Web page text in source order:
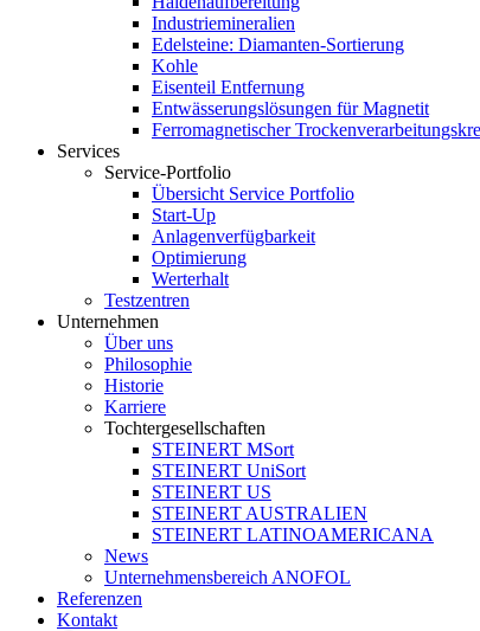
Industriemineralien
Edelsteine: Diamanten-Sortierung
Kohle
Eisenteil Entfernung
Entwässerungslösungen für Magnetit
Ferromagnetischer
Services
Service-Portfolio
Übersicht Service Portfolio
Start-Up
Anlagenverfügbarkeit
Optimierung
Werterhalt
Testzentren
Unternehmen
Über uns
Philosophie
Historie
Karriere
Tochtergesellschaften
STEINERT MSort
STEINERT UniSort
STEINERT US
STEINERT AUSTRALIEN
STEINERT LATINOAMERICANA
News
Unternehmensbereich ANOFOL
Referenzen
Kontakt